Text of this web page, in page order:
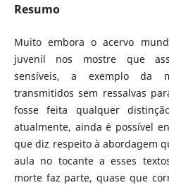
Resumo
Muito embora o acervo
juvenil nos mostre que
sensíveis, a exemplo da
transmitidos sem ressalvas
fosse feita qualquer
atualmente, ainda é possível
que diz respeito à abordagem
aula no tocante a esses
morte faz parte, quase que